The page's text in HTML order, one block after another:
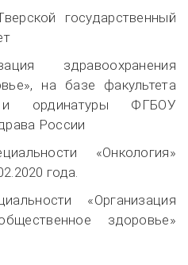
государственный
здравоохранения
на базе факультета
ординатуры ФГБОУ
России
«Онкология»
года.
«Организация
здоровье»